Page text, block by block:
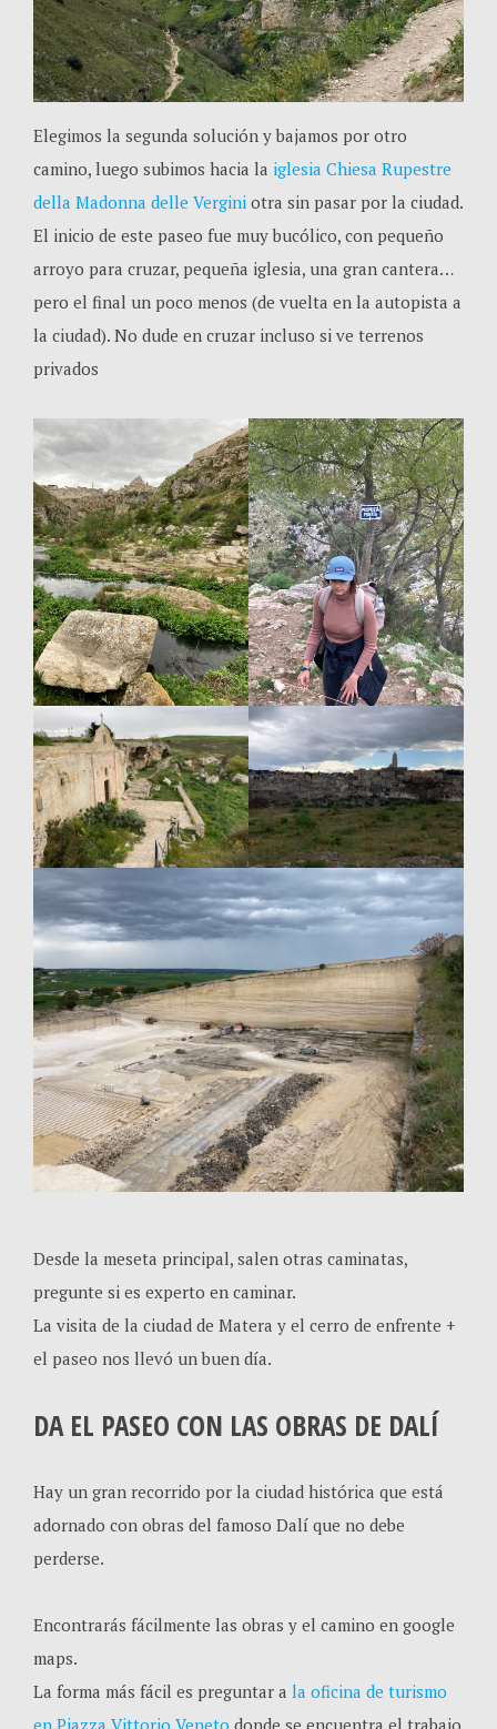
Elegimos la segunda solución y bajamos por otro
camino, luego subimos hacia la iglesia Chiesa Rupestre
della Madonna delle Verginiotra sin pasar por la ciudad.
El inicio de este paseo fue muy bucólico, con pequeño
arroyo para cruzar, pequeña iglesia, una gran cantera…
pero el final un poco menos (de vuelta en la autopista a
la ciudad). No dude en cruzar incluso si ve terrenos
privados
Desde la meseta principal, salen otras caminatas,
pregunte si es experto en caminar.
La visita de la ciudad de Matera y el cerro de enfrente +
el paseo nos llevó un buen día.
DA EL PASEO CON LAS OBRAS DE DALÍ
Hay un gran recorrido por la ciudad histórica que está
adornado con obras del famoso Dalí que no debe
perderse.
Encontrarás fácilmente las obras y el camino en google
maps.
La forma más fácil es preguntar a la oficina de turismo
en Piazza Vittorio Veneto donde se encuentra el trabajo